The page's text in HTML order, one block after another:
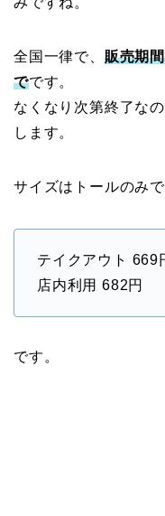
全国一律で、 販売期
でです。
なくなり次第終了な
します。
サイズはトールのみで
テイクアウト 669
店内利用 682円
です。